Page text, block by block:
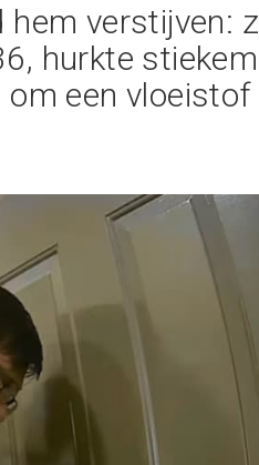
hem verstijven:
hurkte
een